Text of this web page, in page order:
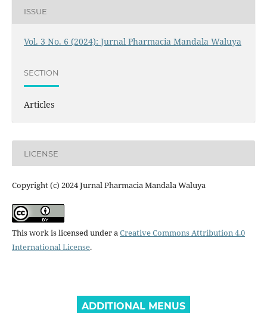
ISSUE
Vol. 3 No. 6 (2024): Jurnal Pharmacia Mandala Waluya
SECTION
Articles
LICENSE
Copyright (c) 2024 Jurnal Pharmacia Mandala Waluya
This work is licensed under aCreative Commons Attribution 4.0
International License.
ADDITIONAL MENUS